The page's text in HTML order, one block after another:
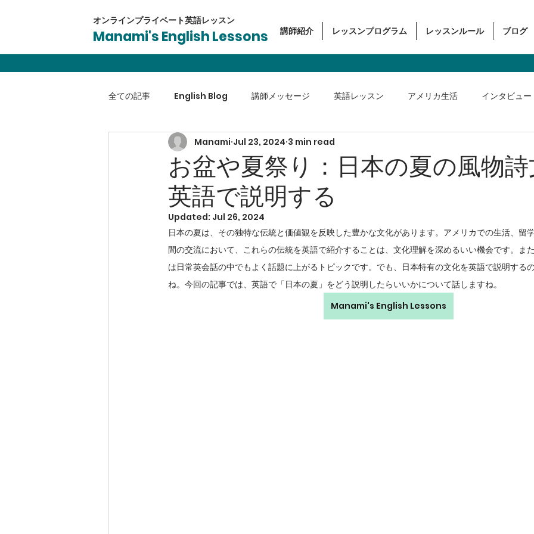
オンラインプライベート​英語レッスン
Manami's English Lessons 講師紹介 レッスンプログラム レッスンルール ブログ
全ての記事 English Blog 講師メッセージ 英語レッスン アメリカ生活 インタビュー
受験対策 ビジネス英語
お盆や夏祭り：日本の夏の風物
英語で説明する
Manami Jul 23, 2024 3 min read
Updated: Jul 26, 2024
日本の夏は、その独特な伝統と価値観を反映した豊かな文化があります。アメリカでの生活、留
間の交流において、これらの伝統を英語で紹介することは、文化理解を深めるいい機会です。ま
は日常英会話の中でもよく話題に上がるトピックです。でも、日本特有の文化を英語で説明する
ね。今回の記事では、英語で「日本の夏」をどう説明したらいいかについて話しますね。
Manami's English Lessons